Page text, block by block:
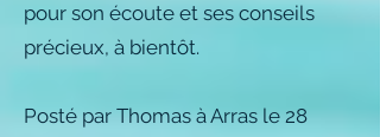
pour son écoute et ses conseils
précieux, à bientôt.
Posté par Thomas à Arras le 28